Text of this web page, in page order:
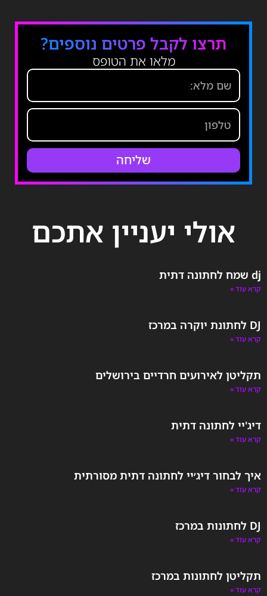
תרצו לקבל פרטים נוספים?
מלאו את הטופס
שליחה
אולי יעניין אתכם
dj שמח לחתונה דתית
קרא עוד »
DJ לחתונת יוקרה במרכז
קרא עוד »
תקליטן לאירועים חרדיים בירושלים
קרא עוד »
דיג'יי לחתונה דתית
קרא עוד »
איך לבחור דיג׳יי לחתונה דתית מסורתית
קרא עוד »
DJ לחתונות במרכז
קרא עוד »
תקליטן לחתונות במרכז
קרא עוד »